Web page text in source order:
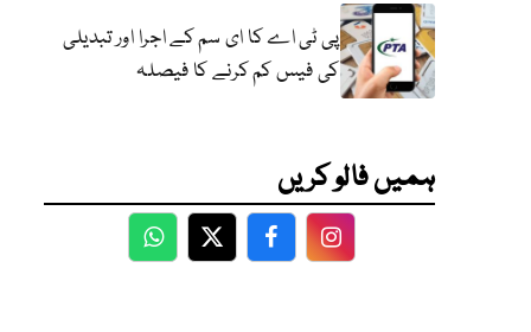
پی ٹی اے کا ای سم کے اجرا اور تبدیلی
کی فیس کم کرنے کا فیصلہ
ہمیں فالو کریں
WhatsApp
TwitterFacebookFacebook